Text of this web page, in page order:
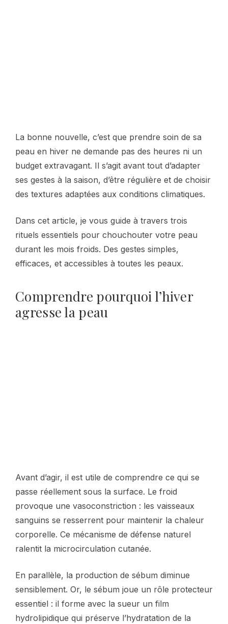
La bonne nouvelle, c’est que prendre soin de sa
peau en hiver ne demande pas des heures ni un
budget extravagant. Il s’agit avant tout d’adapter
ses gestes à la saison, d’être régulière et de choisir
des textures adaptées aux conditions climatiques.
Dans cet article, je vous guide à travers trois
rituels essentiels pour chouchouter votre peau
durant les mois froids. Des gestes simples,
efficaces, et accessibles à toutes les peaux.
Comprendre pourquoi l’hiver
agresse la peau
Avant d’agir, il est utile de comprendre ce qui se
passe réellement sous la surface. Le froid
provoque une vasoconstriction : les vaisseaux
sanguins se resserrent pour maintenir la chaleur
corporelle. Ce mécanisme de défense naturel
ralentit la microcirculation cutanée.
En parallèle, la production de sébum diminue
sensiblement. Or, le sébum joue un rôle protecteur
essentiel : il forme avec la sueur un film
hydrolipidique qui préserve l’hydratation de la